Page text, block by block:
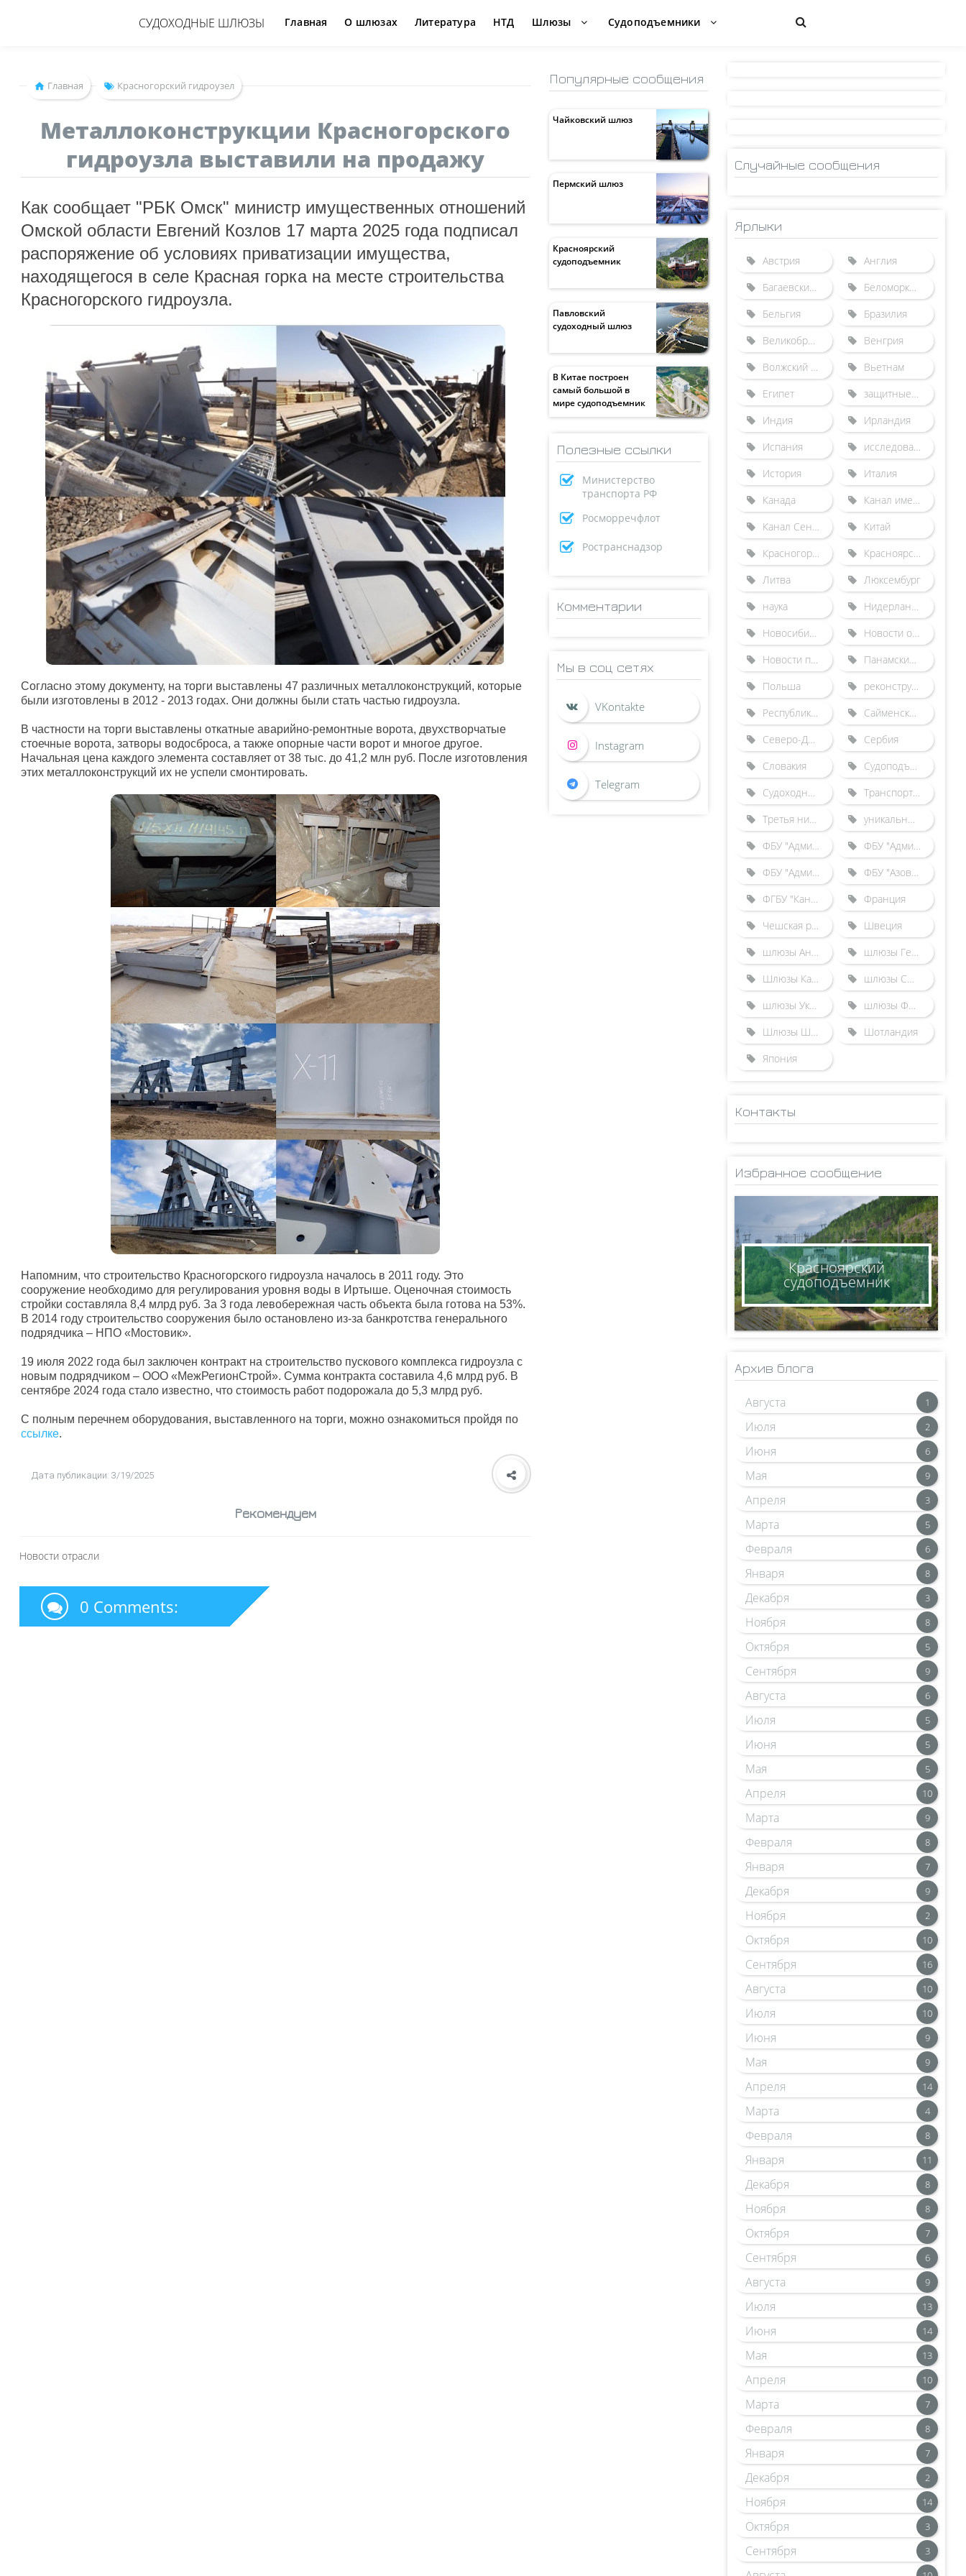
СУДОХОДНЫЕ ШЛЮЗЫ Главная О шлюзах Литература НТД Шлюзы Судоподъемники
Главная Красногорский гидроузел
Металлоконструкции Красногорского
гидроузла выставили на продажу
Как сообщает "РБК Омск" министр имущественных отношений
Омской области Евгений Козлов 17 марта 2025 года подписал
распоряжение об условиях приватизации имущества,
находящегося в селе Красная горка на месте строительства
Красногорского гидроузла.
Согласно этому документу, на торги выставлены 47 различных металлоконструкций, которые
были изготовлены в 2012 - 2013 годах. Они должны были стать частью гидроузла.
В частности на торги выставлены откатные аварийно-ремонтные ворота, двухстворчатые
стоечные ворота, затворы водосброса, а также опорные части ворот и многое другое.
Начальная цена каждого элемента составляет от 38 тыс. до 41,2 млн руб. После изготовления
этих металлоконструкций их не успели смонтировать.
Напомним, что строительство Красногорского гидроузла началось в 2011 году. Это
сооружение необходимо для регулирования уровня воды в Иртыше. Оценочная стоимость
стройки составляла 8,4 млрд руб. За 3 года левобережная часть объекта была готова на 53%.
В 2014 году строительство сооружения было остановлено из-за банкротства генерального
подрядчика – НПО «Мостовик».
19 июля 2022 года был заключен контракт на строительство пускового комплекса гидроузла с
новым подрядчиком – ООО «МежРегионСтрой». Сумма контракта составила 4,6 млрд руб. В
сентябре 2024 года стало известно, что стоимость работ подорожала до 5,3 млрд руб.
С полным перечнем оборудования, выставленного на торги, можно ознакомиться пройдя по
ссылке.
Дата публикации: 3/19/2025
Рекомендуем
Новости отрасли
0 Comments:
Популярные сообщения
Чайковский шлюз
Пермский шлюз
Красноярский
судоподъемник
Павловский
судоходный шлюз
В Китае построен
самый большой в
мире судоподъемник
Полезные ссылки
Министерство
транспорта РФ
Росморречфлот
Ространснадзор
Комментарии
Мы в соц сетях
Случайные сообщения
Ярлыки
Австрия
Англия
Багаевский гидроузел
Беломорканал
Бельгия
Бразилия
Великобритания
Венгрия
Волжский бассейн
Вьетнам
Египет
защитные сооружения от наводнений
Индия
Ирландия
Испания
исследования
История
Италия
Канада
Канал имени Москвы
Канал Сена-Северная Европа
Китай
Красногорский гидроузел
Красноярский судоподъемник
Литва
Люксембург
наука
Нидерланды
Новосибирский шлюз
Новости отрасли
Новости по зарубежным шлюзам
Панамский канал
Польша
реконструкция Городецкого гидроузла
Республика Беларусь
Сайменский канал
Северо-Двинская шлюзованная система
Сербия
Словакия
Судоподъемники
Судоходные каналы
Транспортные происшествия
Третья нитка Городецкого шлюза
уникальные гидротехнические сооружения
ФБУ "Администрация "Волго-Балт"
ФБУ "Администрация "Волго-Дон"
ФБУ "Администрация "Камводпуть"
ФБУ "Азово-Донская бассейновая администрация"
ФГБУ "Канал имени Москвы"
Франция
Чешская республика
Швеция
шлюзы Англии
шлюзы Германии
Шлюзы Казахстана
шлюзы США
шлюзы Украины
шлюзы Франции
Шлюзы Швейцарии
Шотландия
Япония
Контакты
КСЕНОФОНТОВ
ksen_nm@mail.ru
Избранное сообщение
Красноярский
судоподъемник
Архив блога
Августа 1
Июля 2
Июня 6
Мая 9
Апреля 3
Марта 5
Февраля 6
Января 8
Декабря 3
Ноября 8
Октября 5
Сентября 9
Августа 6
Июля 5
Июня 5
Мая 5
Апреля 10
Марта 9
Февраля 8
Января 7
Декабря 9
Ноября 2
Октября 10
Сентября 16
Августа 10
Июля 10
Июня 9
Мая 9
Апреля 14
Марта 4
Февраля 8
Января 11
Декабря 8
Ноября 8
Октября 7
Сентября 6
Августа 9
Июля 13
Июня 14
Мая 13
Апреля 10
Марта 7
Февраля 8
Января 7
Декабря 2
Ноября 14
Октября 3
Сентября 3